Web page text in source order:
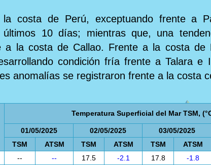
costa de Perú, exceptuando frente a
últimos 10 días; mientras que, una
a la costa de Callao. Frente a la costa
condición fría frente a Talara
anomalías se registraron frente a la costa
Temperatura Superficial del Mar TSM,
01/05/2025 02/05/2025 03/05/2025
TSM
ATSM TSM ATSM TSM ATSM
-- -- 17.5 -2.1 17.8 -1.8